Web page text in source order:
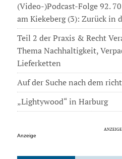
(Video-)Podcast-Folge 92.
am Kiekeberg (3): Zurück in
Teil 2 der Praxis & Recht
Thema Nachhaltigkeit,
Lieferketten
Auf der Suche nach dem
„Lightywood“ in Harburg
Anzeige